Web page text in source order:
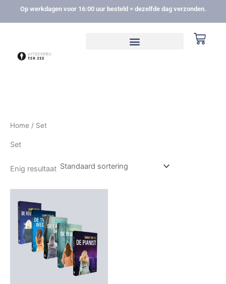
Op werkdagen voor 16:00 uur besteld = dezelfde dag verzonden.
Home / Set
Set
Enig resultaat